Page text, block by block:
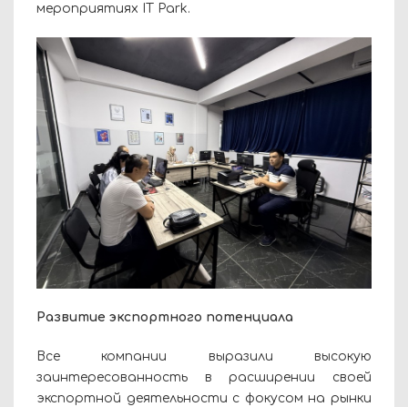
мероприятиях IT Park.
Развитие экспортного потенциала
Все компании выразили высокую
заинтересованность в расширении своей
экспортной деятельности с фокусом на рынки